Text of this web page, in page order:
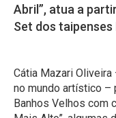
Abril”, atua a
Set dos taipenses
Cátia Mazari Oliveira
no mundo artístico –
Banhos Velhos com